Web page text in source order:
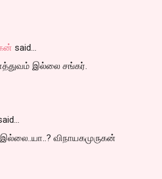
said…
இல்லை சங்கர்.
விநாயகமுருகன்